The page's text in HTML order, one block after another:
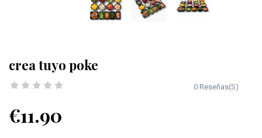
crea tuyo poke
0 Reseñas(S)
€11.90